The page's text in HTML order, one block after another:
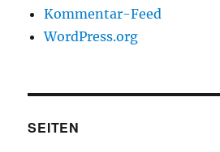
Kommentar-Feed
WordPress.org
SEITEN